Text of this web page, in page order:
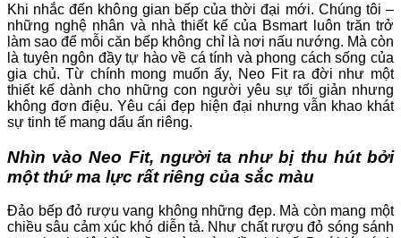
Khi nhắc đến không gian bếp của thời đại mới. Chúng tôi –
những nghệ nhân và nhà thiết kế của Bsmart luôn trăn trở
làm sao để mỗi căn bếp không chỉ là nơi nấu nướng. Mà còn
là tuyên ngôn đầy tự hào về cá tính và phong cách sống của
gia chủ. Từ chính mong muốn ấy, Neo Fit ra đời như một
thiết kế dành cho những con người yêu sự tối giản nhưng
không đơn điệu. Yêu cái đẹp hiện đại nhưng vẫn khao khát
sự tinh tế mang dấu ấn riêng.
Nhìn vào Neo Fit, người ta như bị thu hút bởi
một thứ ma lực rất riêng của sắc màu
Đảo bếp đỏ rượu vang không những đẹp. Mà còn mang một
chiều sâu cảm xúc khó diễn tả. Như chất rượu đỏ sóng sánh